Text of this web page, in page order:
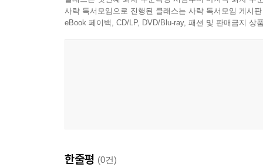
사락 독서모임으로 진행된 클래스는 사락 독서모임 게시
eBook 페이백, CD/LP, DVD/Blu-ray, 패션 및 판매금지 상
한줄평 (0건)